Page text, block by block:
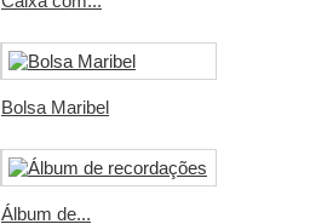
Bolsa Maribel
Álbum de...